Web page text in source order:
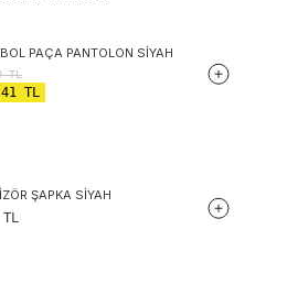
PAÇA PANTOLON SIYAH
TL
TL
ŞAPKA SIYAH
TL